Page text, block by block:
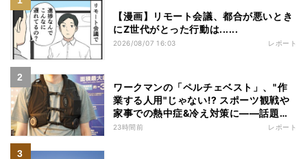
【漫画】リモート会議、都合が悪いとき
にZ世代がとった行動は......
2026/08/07 16:03 レポート
ワークマンの「ペルチェベスト」、"作
業する人用"じゃない!? スポーツ観戦や
家事での熱中症&冷え対策に――話題の
商品を徹底検証
23時間前 レポート